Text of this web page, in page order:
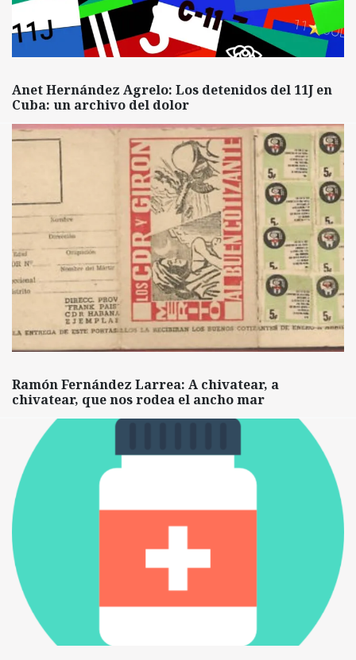
Anet Hernández Agrelo: Los detenidos del 11J en
Cuba: un archivo del dolor
Ramón Fernández Larrea: A chivatear, a
chivatear, que nos rodea el ancho mar